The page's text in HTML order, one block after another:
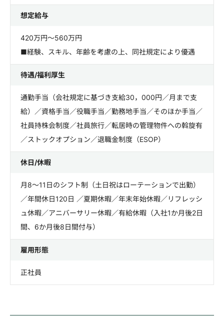
想定給与
420万円～560万円
■経験、スキル、年齢を考慮の上、同社規定により優遇
待遇/福利厚生
通勤手当（会社規定に基づき支給30，000円／月まで支
給）／資格手当／役職手当／勤務地手当／そのほか手当／
社員持株会制度／社員旅行／転居時の管理物件への斡旋有
／ストックオプション／退職金制度（ESOP）
休日/休暇
月8～11日のシフト制（土日祝はローテーションで出勤）
／年間休日120日 ／夏期休暇／年末年始休暇／リフレッシ
ュ休暇／アニバーサリー休暇／有給休暇（入社1か月後2日
間、6か月後8日間付与）
雇用形態
正社員